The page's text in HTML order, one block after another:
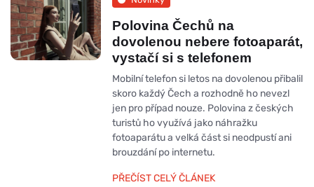
Polovina Čechů na
dovolenou nebere fotoaparát,
vystačí si s telefonem
Mobilní telefon si letos na dovolenou přibalil
skoro každý Čech a rozhodně ho nevezl
jen pro případ nouze. Polovina z českých
turistů ho využívá jako náhražku
fotoaparátu a velká část si neodpustí ani
brouzdání po internetu.
PŘEČÍST CELÝ ČLÁNEK